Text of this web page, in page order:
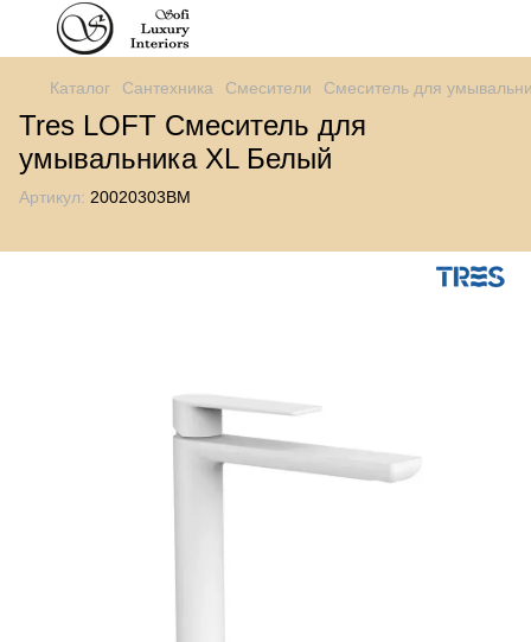
Каталог Сантехника Смесители Смеситель для
Tres LOFT Смеситель для
умывальника XL Белый
Артикул: 20020303BM